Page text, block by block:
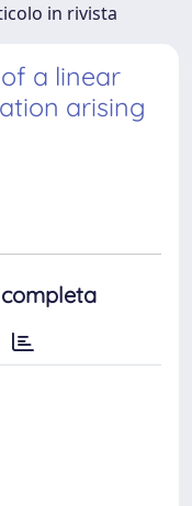
in rivista
a linear
arising